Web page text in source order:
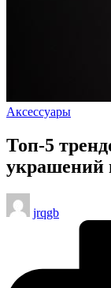
Опубликовано
Аксессуары
Топ-5
украшений
Запись
от
jrqgb